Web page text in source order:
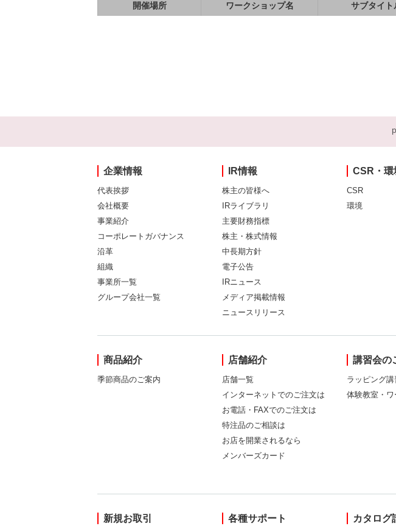
開催場所 ワークショップ名 サブタイト
企業情報
代表挨拶
会社概要
事業紹介
コーポレートガバナンス
沿革
組織
事業所一覧
グループ会社一覧
IR情報
株主の皆様へ
IRライブラリ
主要財務指標
株主・株式情報
中長期方針
電子公告
IRニュース
メディア掲載情報
ニュースリリース
CSR・環
CSR
環境
商品紹介
季節商品のご案内
店舗紹介
店舗一覧
インターネットでのご注文は
お電話・FAXでのご注文は
特注品のご相談は
お店を開業されるなら
メンバーズカード
講習会の
ラッピング講
体験教室・
新規お取引 各種サポート カタログ